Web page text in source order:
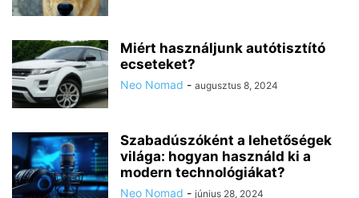
Miért használjunk autótisztító
ecseteket?
Neo Nomad - augusztus 8, 2024
Szabadúszóként a lehetőségek
világa: hogyan használd ki a
modern technológiákat?
Neo Nomad - június 28, 2024